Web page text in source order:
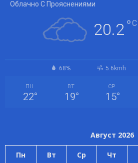
Облачно С Прояснениями
20.2°C
68% 5.6kmh
ПН
22°
ВТ
19°
СР
15°
Август 2026
Пн Вт Ср Чт